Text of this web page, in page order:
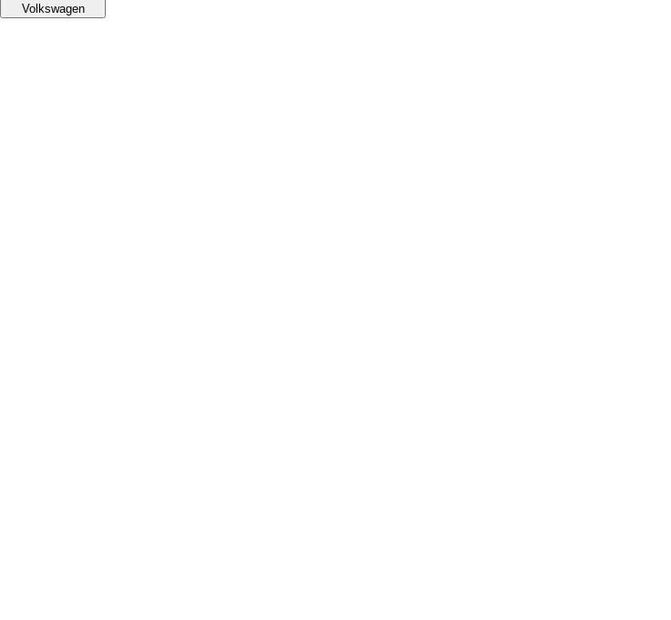
Volkswagen